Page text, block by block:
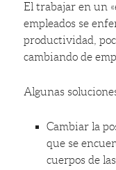
El trabajar en un
empleados se
productividad,
cambiando de
Algunas
Cambiar la
que se
cuerpos de